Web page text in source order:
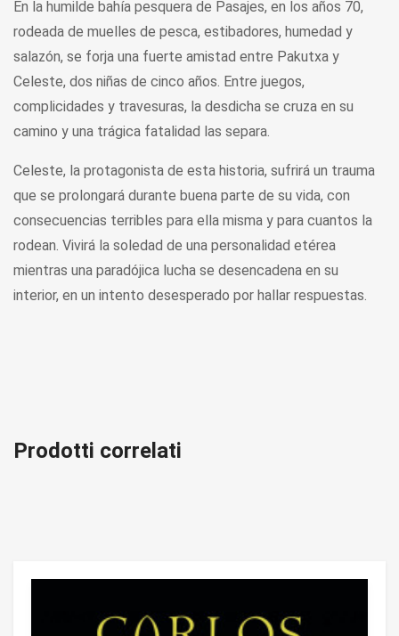
En la humilde bahía pesquera de Pasajes, en los años 70,
rodeada de muelles de pesca, estibadores, humedad y
salazón, se forja una fuerte amistad entre Pakutxa y
Celeste, dos niñas de cinco años. Entre juegos,
complicidades y travesuras, la desdicha se cruza en su
camino y una trágica fatalidad las separa.
Celeste, la protagonista de esta historia, sufrirá un trauma
que se prolongará durante buena parte de su vida, con
consecuencias terribles para ella misma y para cuantos la
rodean. Vivirá la soledad de una personalidad etérea
mientras una paradójica lucha se desencadena en su
interior, en un intento desesperado por hallar respuestas.
Prodotti correlati